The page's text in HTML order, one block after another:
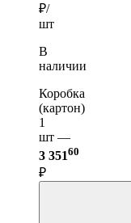
₽/
шт
В
наличии
Коробка
(картон)
1
шт —
3 35160
₽